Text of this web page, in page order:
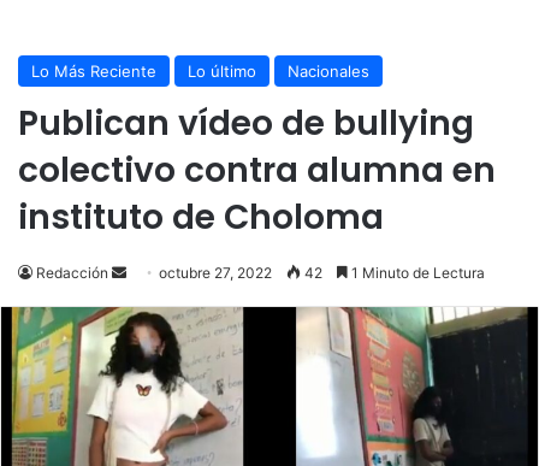
Lo Más Reciente Lo último Nacionales
Publican vídeo de bullying
colectivo contra alumna en
instituto de Choloma
Redacción
Send
email
octubre 27, 2022 42 1 Minuto de Lectura